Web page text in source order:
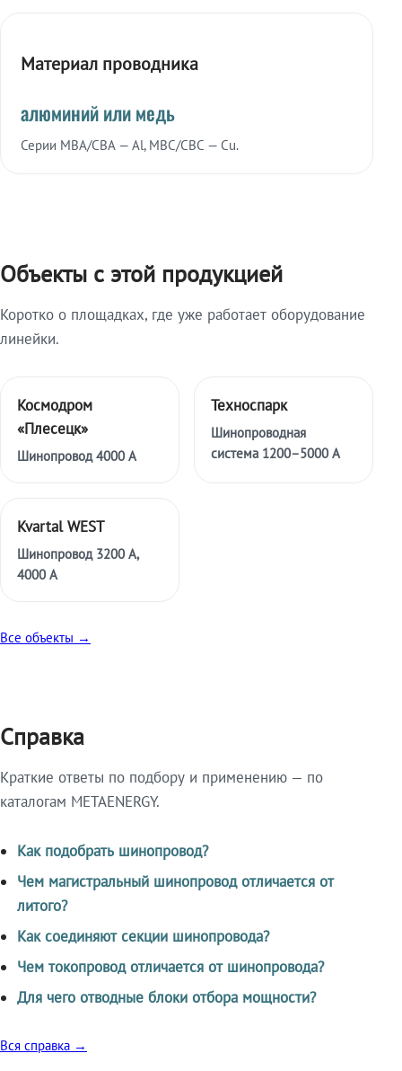
Материал проводника
алюминий или медь
Серии МВА/СВА — Al, МВС/СВС — Cu.
Объекты с этой продукцией
Коротко о площадках, где уже работает оборудование
линейки.
Космодром
«Плесецк»
Шинопровод 4000 А
Техноспарк
Шинопроводная
система 1200–5000 А
Kvartal WEST
Шинопровод 3200 А,
4000 А
Все объекты →
Справка
Краткие ответы по подбору и применению — по
каталогам METAENERGY.
Как подобрать шинопровод?
Чем магистральный шинопровод отличается от
литого?
Как соединяют секции шинопровода?
Чем токопровод отличается от шинопровода?
Для чего отводные блоки отбора мощности?
Вся справка →